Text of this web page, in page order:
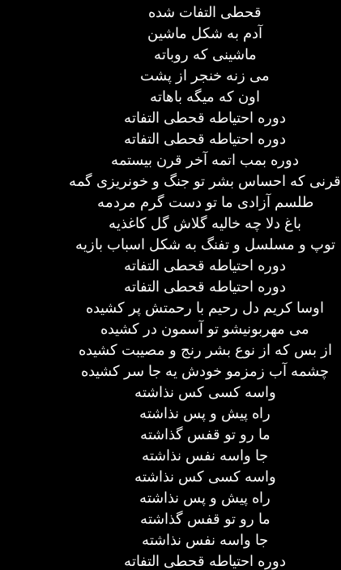
قحطی التفات شده
آدم به شکل ماشین
ماشینی که روباته
می زنه خنجر از پشت
اون که میگه باهاته
دوره احتیاطه قحطی التفاته
دوره احتیاطه قحطی التفاته
دوره بمب اتمه آخر قرن بیستمه
قرنی که احساس بشر تو جنگ و خونریزی گمه
طلسم آزادی ما تو دست گرم مردمه
باغ دلا چه خالیه گلاش گل کاغذیه
توپ و مسلسل و تفنگ به شکل اسباب بازیه
دوره احتیاطه قحطی التفاته
دوره احتیاطه قحطی التفاته
اوسا کریم دل رحیم با رحمتش پر کشیده
می مهربونیشو تو آسمون در کشیده
از بس که از نوع بشر رنج و مصیبت کشیده
چشمه آب زمزمو خودش یه جا سر کشیده
واسه کسی کس نذاشته
راه پیش و پس نذاشته
ما رو تو قفس گذاشته
جا واسه نفس نذاشته
واسه کسی کس نذاشته
راه پیش و پس نذاشته
ما رو تو قفس گذاشته
جا واسه نفس نذاشته
دوره احتیاطه قحطی التفاته